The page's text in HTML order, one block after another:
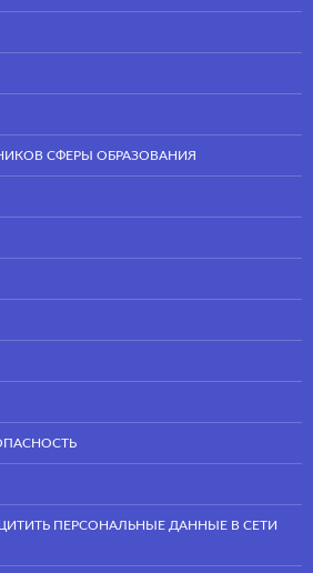
СФЕРЫ ОБРАЗОВАНИЯ
ПЕРСОНАЛЬНЫЕ ДАННЫЕ В СЕТИ